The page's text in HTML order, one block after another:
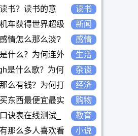
书？读书的意
育孩子读书？
读书
车获得世界超级
赛冠军
新闻
情怎么那么淡?
如何面对这人情
面呢
感情
什么？为何连外
不下去要举报？
生活
是什么歌？为何
那么搞笑？马超
什么意思？
杂谈
么有钱？为何打
去，广东连续37
GDP第一。
经济
东西最便宜最实
购物
诀表在线测试_
下载_小学数学
教育
那么多人喜欢看
小说